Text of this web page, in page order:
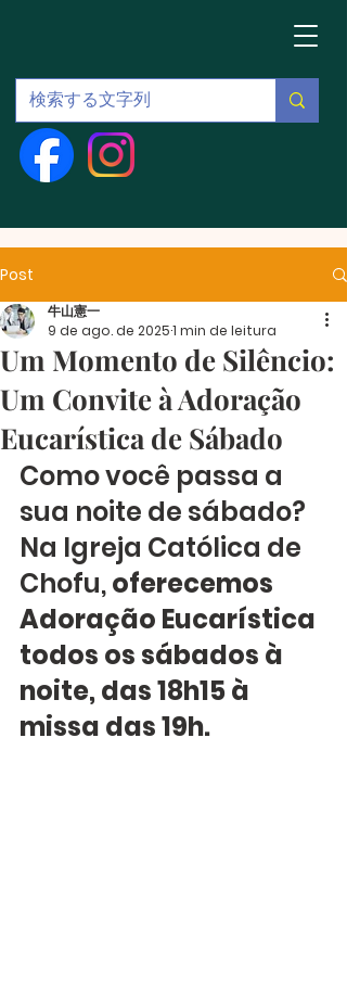
Post
Um Momento de Silêncio:
Um Convite à Adoração
Eucarística de Sábado
牛山憲一
9 de ago. de 20251 min de leitura
Como você passa a
sua noite de sábado?
Na Igreja Católica de
Chofu, oferecemos
Adoração Eucarística
todos os sábados à
noite, das 18h15 à
missa das 19h.